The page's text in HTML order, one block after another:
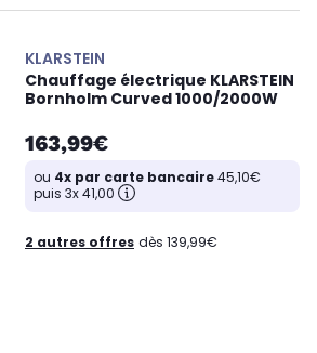
KLARSTEIN
Chauffage électrique KLARSTEIN
Bornholm Curved 1000/2000W
163,99€
ou 4x par carte bancaire45,10€
puis 3x 41,00
2 autres offres dès 139,99€